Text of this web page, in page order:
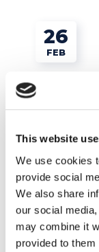
This website
We use cookies
provide social
We also share
our social
may combine it
provided to
26
FEB
Esercizi e